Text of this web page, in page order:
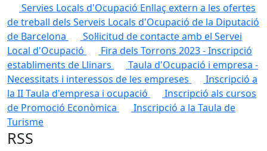
Servies Locals d'Ocupació Enllaç extern a les ofertes
de treball dels Serveis Locals d'Ocupació de la Diputació
de Barcelona
Sol·licitud de contacte amb el Servei
Local d'Ocupació
Fira dels Torrons 2023 - Inscripció
establiments de Llinars
Taula d'Ocupació i empresa -
Necessitats i interessos de les empreses
Inscripció a
la II Taula d'empresa i ocupació
Inscripció als cursos
de Promoció Econòmica
Inscripció a la Taula de
Turisme
RSS